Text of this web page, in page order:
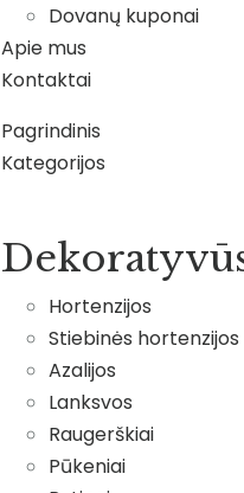
Dovanų kuponai
Apie mus
Kontaktai
Pagrindinis
Kategorijos
Hortenzijos
Stiebinės hortenzijos
Azalijos
Lanksvos
Raugerškiai
Pūkeniai